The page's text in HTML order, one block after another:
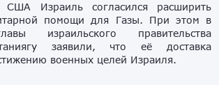
Израиль согласился расширить
помощи для Газы. При этом в
израильского правительства
заявили, что её доставка
военных целей Израиля.